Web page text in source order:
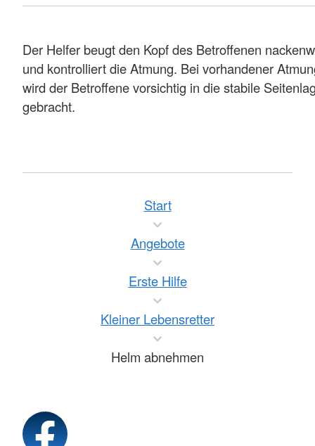
Der Helfer beugt den Kopf des Betroffenen
und kontrolliert die Atmung. Bei vorhandener
wird der Betroffene vorsichtig in die stabile
gebracht.
Start
Angebote
Erste Hilfe
Kleiner Lebensretter
Helm abnehmen